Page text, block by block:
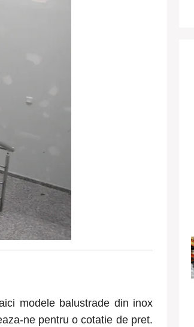
modele balustrade din inox
ne pentru o cotatie de pret.